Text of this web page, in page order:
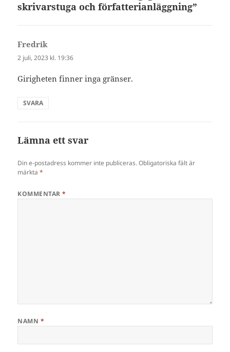
skrivarstuga och författerianläggning”
Fredrik
2 juli, 2023 kl. 19:36
Girigheten finner inga gränser.
SVARA
Lämna ett svar
Din e-postadress kommer inte publiceras. Obligatoriska fält är
märkta*
KOMMENTAR*
NAMN *